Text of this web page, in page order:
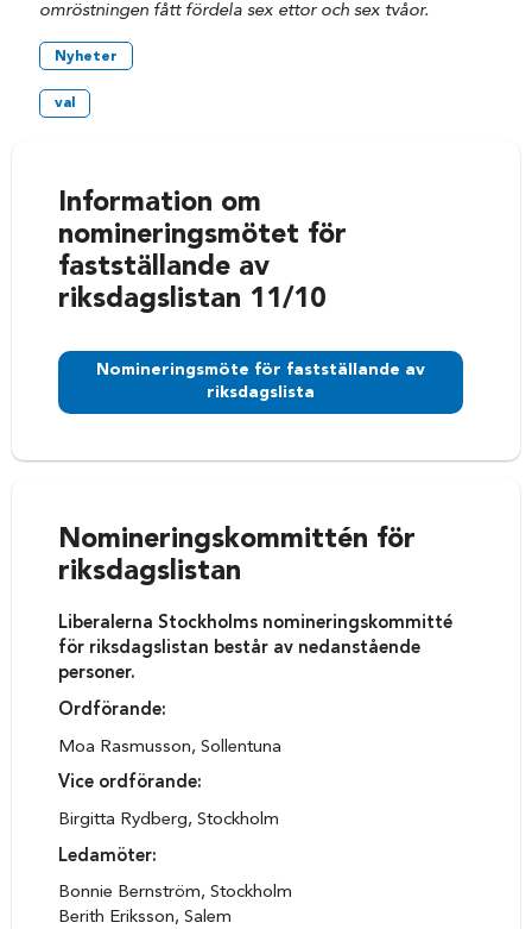
omröstningen fått fördela sex ettor och sex tvåor.
Nyheter
val
Information om
nomineringsmötet för
fastställande av
riksdagslistan 11/10
Nomineringsmöte för fastställande av
riksdagslista
Nomineringskommittén för
riksdagslistan
Liberalerna Stockholms nomineringskommitté
för riksdagslistan består av nedanstående
personer.
Ordförande:
Moa Rasmusson, Sollentuna
Vice ordförande:
Birgitta Rydberg, Stockholm
Ledamöter:
Bonnie Bernström, Stockholm
Berith Eriksson, Salem